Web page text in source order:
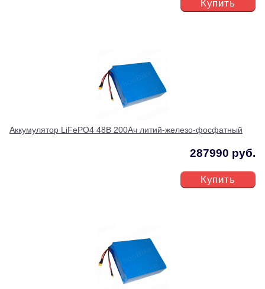
Купить
Аккумулятор LiFePO4 48В 200Ач литий-железо-фосфатный
287990 руб.
Купить